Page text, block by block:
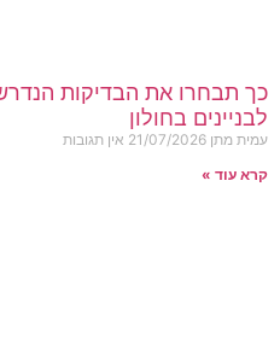
כך תבחרו את הבדיקות
לבניינים בחולון
עמית מתן 21/07/2026 אין תגובות
קרא עוד »